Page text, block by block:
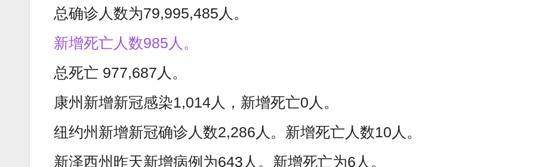
总确诊人数为79,995,485人。
新增死亡人数985人。
总死亡 977,687人。
康州新增新冠感染1,014人，新增死亡0人。
纽约州新增新冠确诊人数2,286人。新增死亡人数10人。
新泽西州昨天新增病例为643人。新增死亡为6人。